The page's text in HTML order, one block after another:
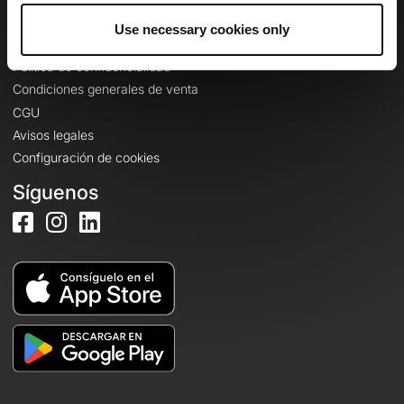
Use necessary cookies only
Información legal
Política de confidencialidad
Condiciones generales de venta
CGU
Avisos legales
Configuración de cookies
Síguenos